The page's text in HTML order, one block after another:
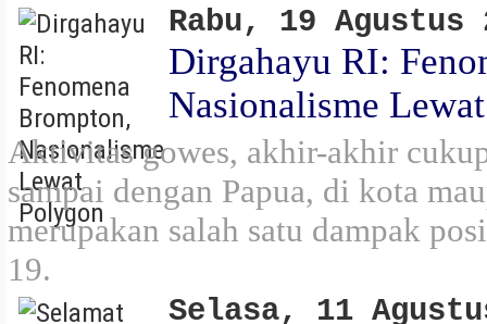
Rabu, 19
Dirgahayu RI:
Nasionalisme
Aktivitas gowes, akhir-akhir
sampai dengan Papua, di kota
merupakan salah satu dampak
19.
Selasa, 11